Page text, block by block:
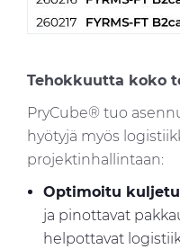
Tehokkuutta koko
PryCube® tuo
hyötyjä myös
projektinhallintaan:
Optimoitu
ja pinottavat
helpottavat